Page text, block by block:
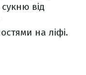
від
на ліфі.